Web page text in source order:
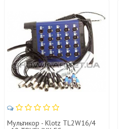
Мультикор - Klotz TL2W16/4